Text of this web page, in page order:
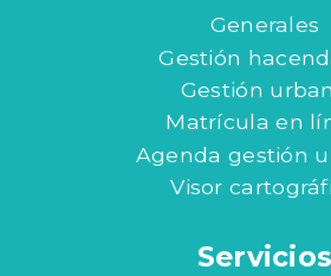
Generales
Gestión
Gestión
Matrícula en
Agenda gestión
Visor
Servicios